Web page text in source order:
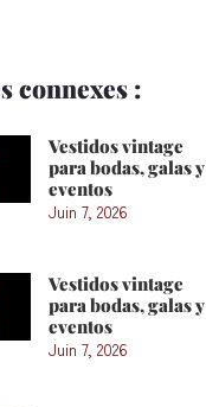
connexes :
Vestidos vintage
para bodas, galas y
eventos
Juin 7, 2026
Vestidos vintage
para bodas, galas y
eventos
Juin 7, 2026